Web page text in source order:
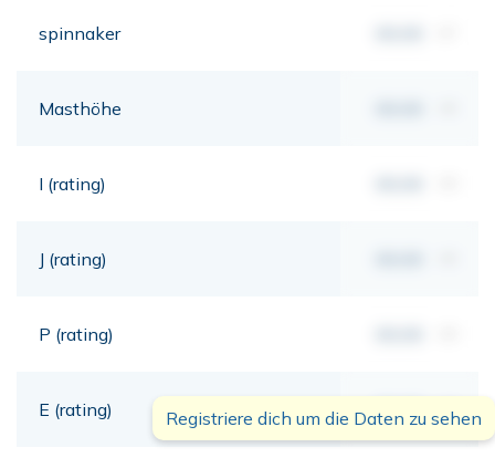
spinnaker
Masthöhe
I (rating)
J (rating)
P (rating)
E (rating) 00,00 mt
Registriere dich um die Daten zu sehen